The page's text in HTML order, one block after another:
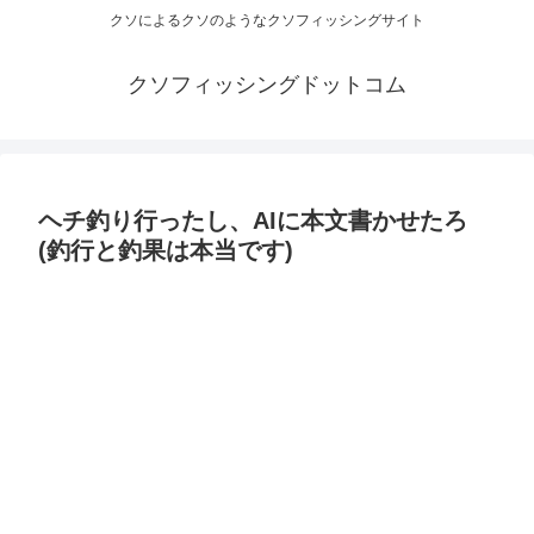
クソによるクソのようなクソフィッシングサイト
クソフィッシングドットコム
ヘチ釣り行ったし、AIに本文書かせたろ
(釣行と釣果は本当です)